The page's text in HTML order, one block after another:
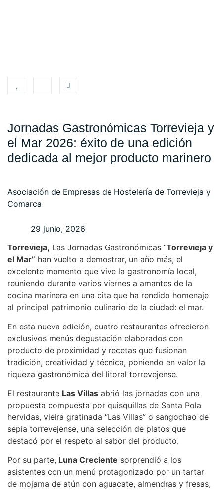
Jornadas Gastronómicas Torrevieja y
el Mar 2026: éxito de una edición
dedicada al mejor producto marinero
Asociación de Empresas de Hostelería de Torrevieja y
Comarca
29 junio, 2026
Torrevieja, Las Jornadas Gastronómicas “Torrevieja y
el Mar” han vuelto a demostrar, un año más, el
excelente momento que vive la gastronomía local,
reuniendo durante varios viernes a amantes de la
cocina marinera en una cita que ha rendido homenaje
al principal patrimonio culinario de la ciudad: el mar.
En esta nueva edición, cuatro restaurantes ofrecieron
exclusivos menús degustación elaborados con
producto de proximidad y recetas que fusionan
tradición, creatividad y técnica, poniendo en valor la
riqueza gastronómica del litoral torrevejense.
El restaurante Las Villas abrió las jornadas con una
propuesta compuesta por quisquillas de Santa Pola
hervidas, vieira gratinada “Las Villas” o sangochao de
sepia torrevejense, una selección de platos que
destacó por el respeto al sabor del producto.
Por su parte, Luna Creciente sorprendió a los
asistentes con un menú protagonizado por un tartar
de mojama de atún con aguacate, almendras y fresas,